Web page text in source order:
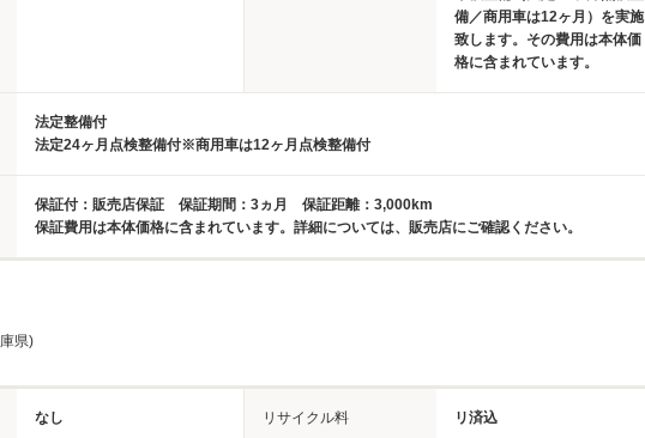
備／商用車は12ヶ月）を実施
致します。その費用は本体価
格に含まれています。
法定整備付
法定24ヶ月点検整備付※商用車は12ヶ月点検整備付
保証付：販売店保証 保証期間：3ヵ月 保証距離：3,000km
保証費用は本体価格に含まれています。詳細については、販売店にご確認ください。
県)
なし リサイクル料 リ済込